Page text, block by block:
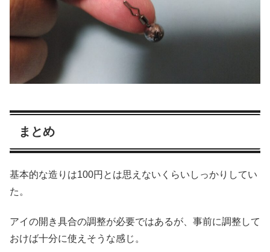
まとめ
基本的な造りは100円とは思えないくらいしっかりしてい
た。
アイの開き具合の調整が必要ではあるが、事前に調整して
おけば十分に使えそうな感じ。